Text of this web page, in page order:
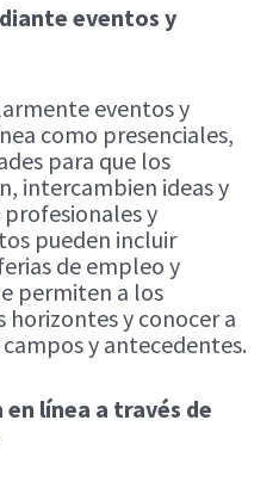
eventos y
eventos y
como presenciales,
para que los
intercambien ideas y
y
pueden incluir
de empleo y
permiten a los
horizontes y conocer a
y antecedentes.
línea a través de